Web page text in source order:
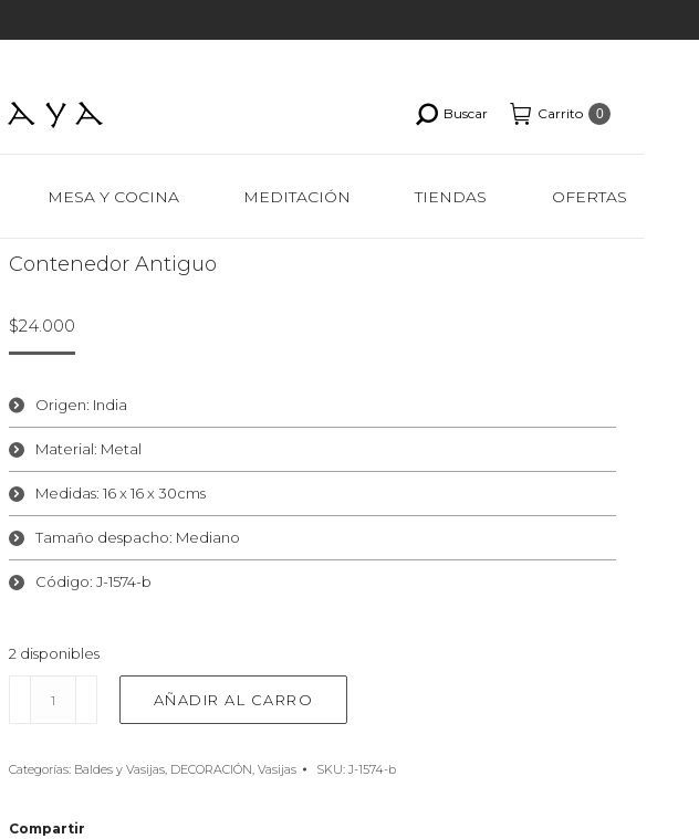
Buscar Carrito 0
MESA Y COCINA MEDITACIÓN TIENDAS OFERTAS
Contenedor Antiguo
$24.000
Origen: India
Material: Metal
Medidas: 16 x 16 x 30cms
Tamaño despacho: Mediano
Código: J-1574-b
2 disponibles
antiguo
AÑADIR AL CARRO
Categorías: Baldes y Vasijas, DECORACIÓN, Vasijas SKU: J-1574-b
Compartir